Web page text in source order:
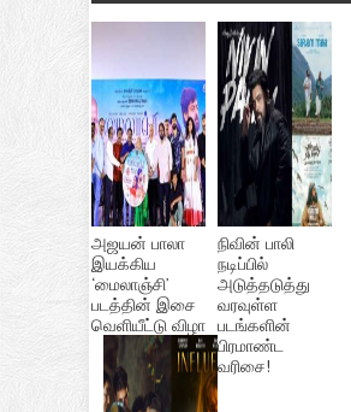
அஜயன் பாலா
இயக்கிய
‘மைலாஞ்சி’
படத்தின் இசை
வெளியீட்டு விழா
நிவின் பாலி
நடிப்பில்
அடுத்தடுத்து
வரவுள்ள
படங்களின்
பிரமாண்ட
வரிசை!